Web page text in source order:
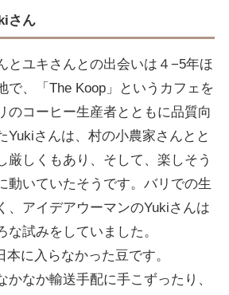
さん
とユキさんとの出会いは４−5年ほ
で、「The Koop」というカフェを
のコーヒー生産者とともに品質向
Yukiさんは、村の小農家さんとと
厳しくもあり、そして、楽しそう
動いていたそうです。バリでの生
、アイデアウーマンのYukiさんは
な試みをしていました。
に入らなかった豆です。
かなか輸送手配に手こずったり、